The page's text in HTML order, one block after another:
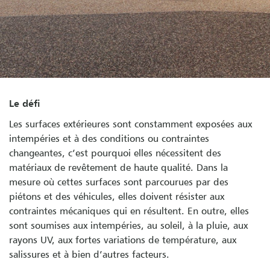
Le défi
Les surfaces extérieures sont constamment exposées aux
intempéries et à des conditions ou contraintes
changeantes, c’est pourquoi elles nécessitent des
matériaux de revêtement de haute qualité. Dans la
mesure où cettes surfaces sont parcourues par des
piétons et des véhicules, elles doivent résister aux
contraintes mécaniques qui en résultent. En outre, elles
sont soumises aux intempéries, au soleil, à la pluie, aux
rayons UV, aux fortes variations de température, aux
salissures et à bien d’autres facteurs.